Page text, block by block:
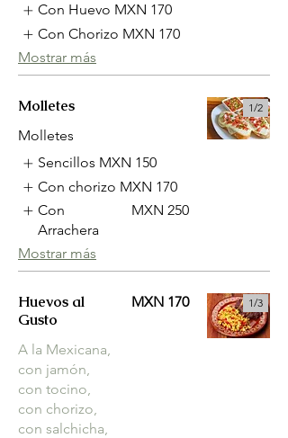
Con Huevo MXN 170
Con Chorizo MXN 170
Mostrar más
Molletes
Molletes
Sencillos MXN 150
Con chorizo MXN 170
Con
Arrachera
MXN 250
Mostrar más
1/2
Huevos al
Gusto
A la Mexicana,
con jamón,
con tocino,
con chorizo,
con salchicha,
MXN 170 1/3